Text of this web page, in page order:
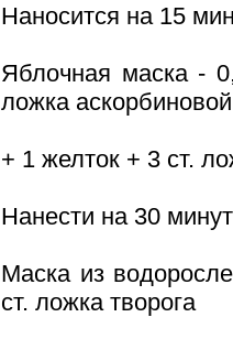
Наносится на 15
Яблочная маска -
ложка
+ 1 желток + 3 ст.
Нанести на 30
Маска из
ст. ложка творога